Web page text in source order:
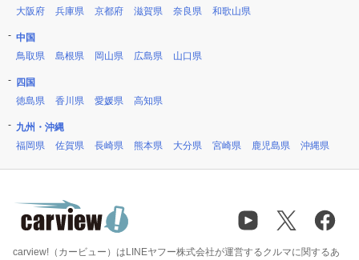
大阪府
兵庫県 京都府 滋賀県 奈良県 和歌山県
中国
鳥取県
島根県 岡山県 広島県 山口県
四国
徳島県
香川県 愛媛県 高知県
九州・沖縄
福岡県
佐賀県 長崎県 熊本県 大分県 宮崎県 鹿児島県 沖縄県
carview!（カービュー）はLINEヤフー株式会社が運営するクルマに関するあ